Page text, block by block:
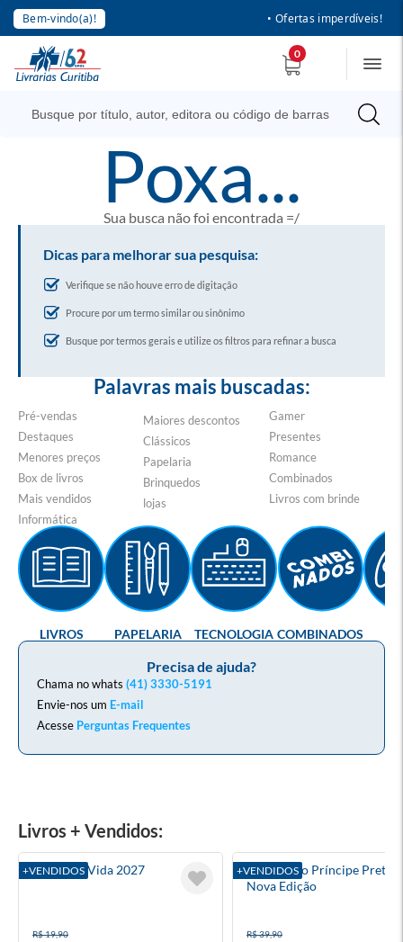
Bem-vindo(a)! • Ofertas imperdíveis!
0
poxa...
Sua busca não foi encontrada =/
Dicas para melhorar sua pesquisa:
Verifique se não houve erro de digitação
Procure por um termo similar ou sinônimo
Busque por termos gerais e utilize os filtros para refinar a busca
Palavras mais buscadas:
Pré-vendas
Destaques
Menores preços
Box de livros
Mais vendidos
Informática
Maiores descontos
Clássicos
Papelaria
Brinquedos
lojas
Gamer
Presentes
Romance
Combinados
Livros com brinde
Precisa de ajuda?
Chama no whats (41) 3330-5191
Envie-nos um E-mail
Acesse Perguntas Frequentes
LIVROS PAPELARIA TECNOLOGIA COMBINADOS
Livros + Vendidos:
+VENDIDOS
Palavra E Vida 2027
R$ 19,90
+VENDIDOS
O Pequeno Príncipe Preto -
Nova Edição
R$ 39,90